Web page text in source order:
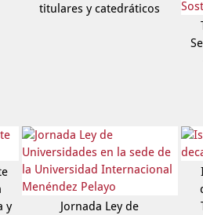
titulares y catedráticos
y
Jornada Ley de